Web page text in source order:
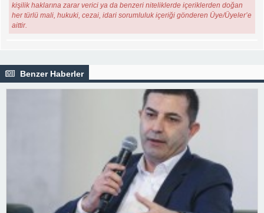
kişilik haklarına zarar verici ya da benzeri niteliklerde içeriklerden doğan
her türlü mali, hukuki, cezai, idari sorumluluk içeriği gönderen Üye/Üyeler’e
aittir.
Benzer Haberler